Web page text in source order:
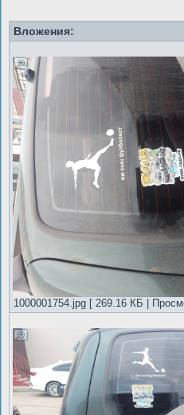
Вложения:
1000001754.jpg [ 269.16 КБ |